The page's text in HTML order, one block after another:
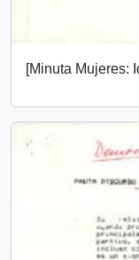
[Minuta Mujeres: